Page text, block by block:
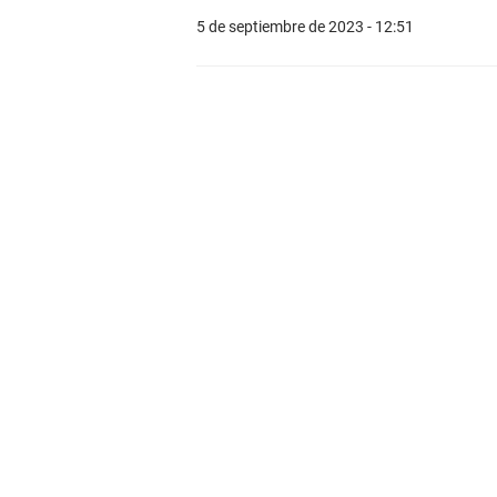
5 de septiembre de 2023 - 12:51